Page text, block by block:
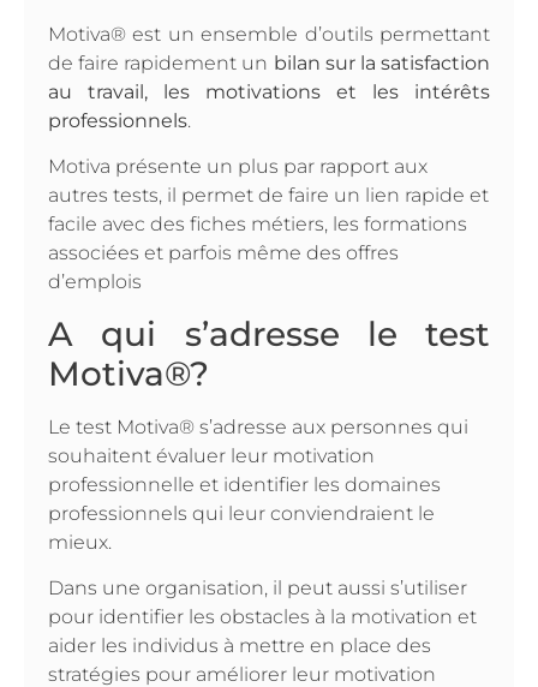
Motiva® est un ensemble d’outils permettant
de faire rapidement un bilan sur la satisfaction
au travail, les motivations et les intérêts
professionnels.
Motiva présente un plus par rapport aux
autres tests, il permet de faire un lien rapide et
facile avec des fiches métiers, les formations
associées et parfois même des offres
d’emplois
A qui s’adresse le test
Motiva®?
Le test Motiva® s’adresse aux personnes qui
souhaitent évaluer leur motivation
professionnelle et identifier les domaines
professionnels qui leur conviendraient le
mieux.
Dans une organisation, il peut aussi s’utiliser
pour identifier les obstacles à la motivation et
aider les individus à mettre en place des
stratégies pour améliorer leur motivation